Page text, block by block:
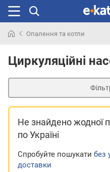
раніше
Опалення та котли
Циркуляційні
Не знайдено жодної
по Україні
Спробуйте пошукати без
доставки